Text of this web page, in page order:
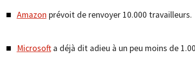
Amazon prévoit de renvoyer 10.000 travailleurs.
Microsofta déjà dit adieu à un peu moins de